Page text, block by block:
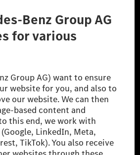
Csoport
AG (korábbi Daimler AG) a
val együtt a prémium és
kishaszonjárművek vezető
A Mercedes-Benz Mobility
lízinget, autó előfizetést és
digitális
töltéshez és fizetéshez,
valamint innovatív mobilitási